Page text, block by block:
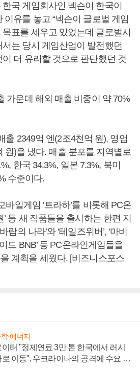
국 게임회사인 넥슨이 한국이
이유를 놓고 “넥슨이 글로벌 게임
표를 세우고 있었는데 글로벌시
는 당시 게임산업이 발전했던
더 유리할 것으로 판단했던 것
가운데 해외 매출 비중이 약 70%
출 2349억 엔(2조4천억 원), 영업
원)을 냈다. 매출 분포를 지역별로
한국 34.3%, 일본 7.3%, 북미
수준이다.
바일게임 ‘트라하’를 비롯해 PC온
’ 등 새 작품들을 출시하는 한편 지
람의 나라’와 ‘테일즈위버’, ‘마비
드 BNB’ 등 PC온라인게임들을
계획을 세웠다. [비즈니스포스
·에너지
이터 "정제연료 3만 톤 한국에서 러시
로 이동", 우크라이나의 공격에 수요 늘